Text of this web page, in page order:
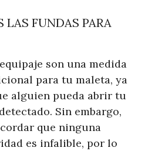
LAS FUNDAS PARA
son una medida
para tu maleta, ya
alguien pueda abrir tu
Sin embargo,
que ninguna
es infalible, por lo